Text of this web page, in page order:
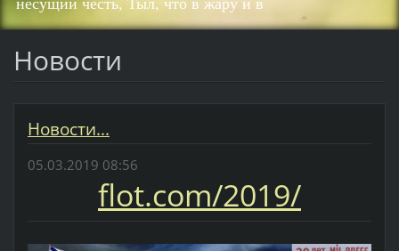
Новости
Новости...
05.03.2019 08:56
flot.com/2019/